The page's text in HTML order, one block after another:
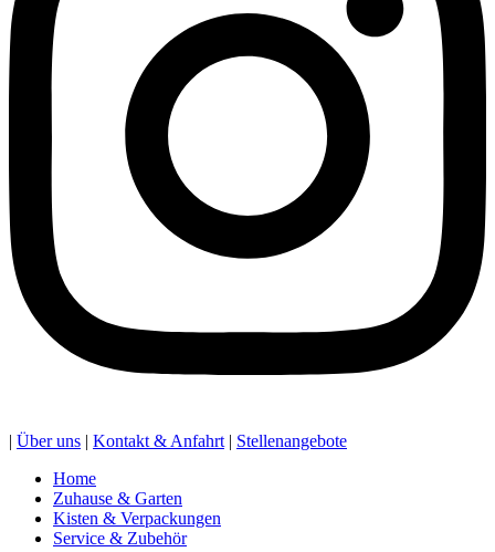
| Über uns | Kontakt & Anfahrt | Stellenangebote
Home
Zuhause & Garten
Kisten & Verpackungen
Service & Zubehör